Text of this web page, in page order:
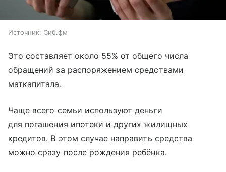
Источник: Сиб.фм
Это составляет около 55% от общего числа
обращений за распоряжением средствами
маткапитала.
Чаще всего семьи используют деньги
для погашения ипотеки и других жилищных
кредитов. В этом случае направить средства
можно сразу после рождения ребёнка.